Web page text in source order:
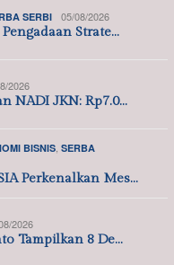
SERBI 05/08/2026
Strate…
2026
NADI JKN: Rp7.0…
BISNIS, SERBA
Perkenalkan Mes…
2026
Tampilkan 8 De…